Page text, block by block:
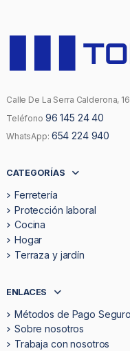
Calle De La Serra Calderona,
Teléfono 96 145 24 40
WhatsApp: 654 224 940
CATEGORÍAS
Ferretería
Protección laboral
Cocina
Hogar
Terraza y jardín
ENLACES
Métodos de Pago Seguro
Sobre nosotros
Trabaja con nosotros